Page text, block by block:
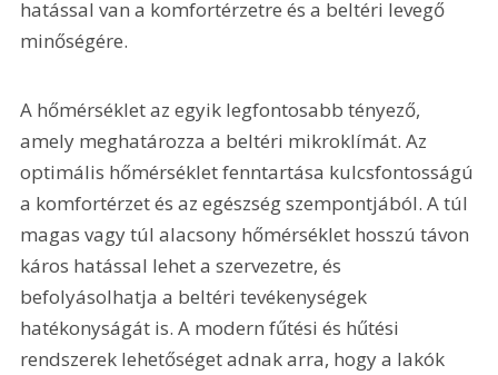
hatással van a komfortérzetre és a beltéri levegő
minőségére.
A hőmérséklet az egyik legfontosabb tényező,
amely meghatározza a beltéri mikroklímát. Az
optimális hőmérséklet fenntartása kulcsfontosságú
a komfortérzet és az egészség szempontjából. A túl
magas vagy túl alacsony hőmérséklet hosszú távon
káros hatással lehet a szervezetre, és
befolyásolhatja a beltéri tevékenységek
hatékonyságát is. A modern fűtési és hűtési
rendszerek lehetőséget adnak arra, hogy a lakók